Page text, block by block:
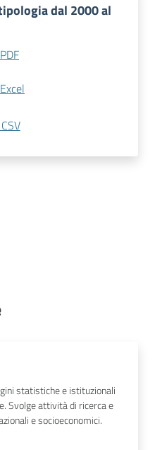
dal 2000 al
statistiche e istituzionali
Svolge attività di ricerca e
e socioeconomici.